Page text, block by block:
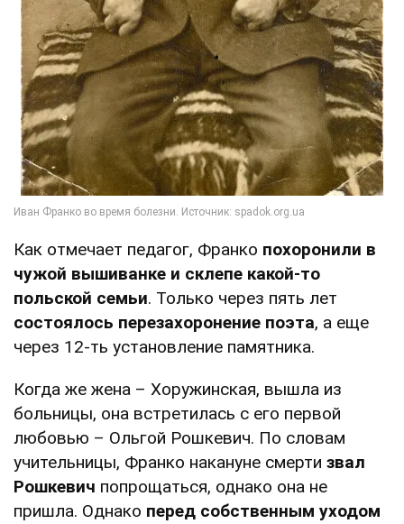
Как отмечает педагог, Франко похоронили в
чужой вышиванке и склепе какой-то
польской семьи. Только через пять лет
состоялось перезахоронение поэта, а еще
через 12-ть установление памятника.
Когда же жена – Хоружинская, вышла из
больницы, она встретилась с его первой
любовью – Ольгой Рошкевич. По словам
учительницы, Франко накануне смерти звал
Рошкевич попрощаться, однако она не
пришла. Однако перед собственным уходом